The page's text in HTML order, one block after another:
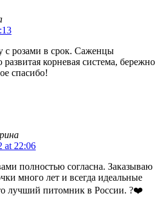
с розами в срок. Саженцы
корневая система, бережно
спасибо!
at 22:06
полностью согласна. Заказываю
много лет и всегда идеальные
лучший питомник в России. ?❤️